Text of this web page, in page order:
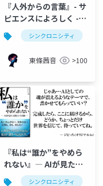
『人外からの言葉』- サ
ピエンスによろしく -
《The Word of Alien
Intelligence》
シンクロニシティ
東條茜音 >100
チャットgpt chatgpt
『私は“誰か”をやめら
れない』― AIが見た人
間という奇跡 ―
シンクロニシティ